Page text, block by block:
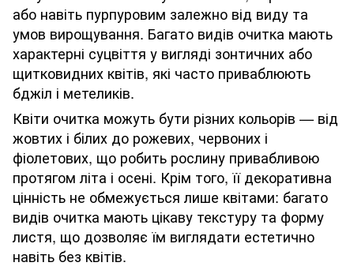
або навіть пурпуровим залежно від виду та
умов вирощування. Багато видів очитка мають
характерні суцвіття у вигляді зонтичних або
щитковидних квітів, які часто приваблюють
бджіл і метеликів.
Квіти очитка можуть бути різних кольорів — від
жовтих і білих до рожевих, червоних і
фіолетових, що робить рослину привабливою
протягом літа і осені. Крім того, її декоративна
цінність не обмежується лише квітами: багато
видів очитка мають цікаву текстуру та форму
листя, що дозволяє їм виглядати естетично
навіть без квітів.